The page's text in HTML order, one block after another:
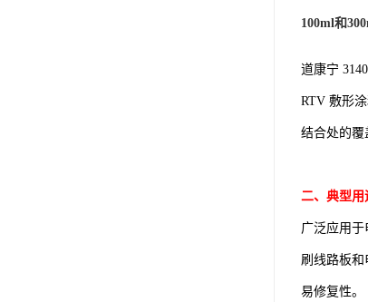
100ml和
道康宁
RTV 敷形
结合处的覆
二、典型用
广泛应用
刷线路板
易修复性。